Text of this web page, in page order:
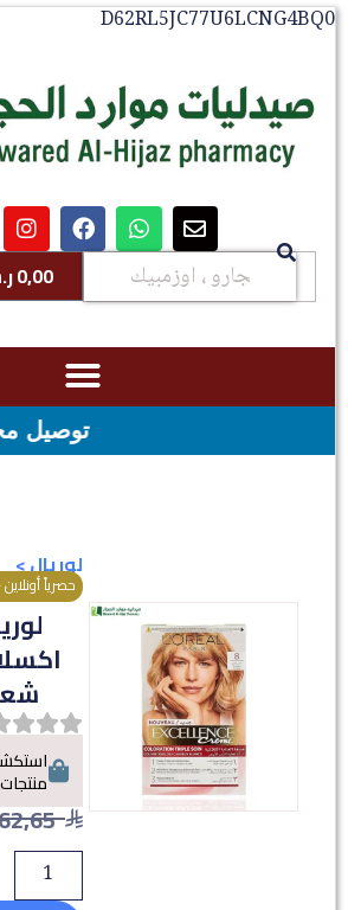
D62RL5JC77U6LCNG4BQ0
0,00
توصيل مجاني بجدة للطلبات فوق
لوريال>
حصرياً أونلاين
شعر 8
منتجات